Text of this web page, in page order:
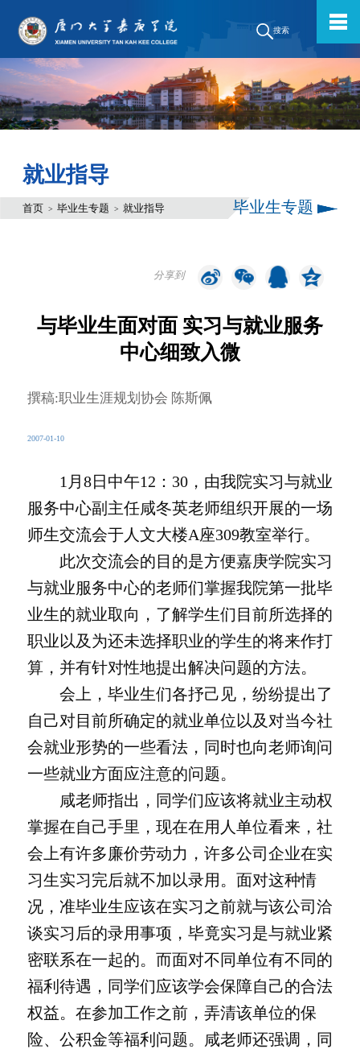
搜索
就业指导
首页 > 毕业生专题 > 就业指导 毕业生专题
分享到
与毕业生面对面 实习与就业服务
中心细致入微
撰稿:职业生涯规划协会 陈斯佩
2007-01-10
1月8日中午12：30，由我院实习与就业
服务中心副主任咸冬英老师组织开展的一场
师生交流会于人文大楼A座309教室举行。
此次交流会的目的是方便嘉庚学院实习
与就业服务中心的老师们掌握我院第一批毕
业生的就业取向，了解学生们目前所选择的
职业以及为还未选择职业的学生的将来作打
算，并有针对性地提出解决问题的方法。
会上，毕业生们各抒己见，纷纷提出了
自己对目前所确定的就业单位以及对当今社
会就业形势的一些看法，同时也向老师询问
一些就业方面应注意的问题。
咸老师指出，同学们应该将就业主动权
掌握在自己手里，现在在用人单位看来，社
会上有许多廉价劳动力，许多公司企业在实
习生实习完后就不加以录用。面对这种情
况，准毕业生应该在实习之前就与该公司洽
谈实习后的录用事项，毕竟实习是与就业紧
密联系在一起的。而面对不同单位有不同的
福利待遇，同学们应该学会保障自己的合法
权益。在参加工作之前，弄清该单位的保
险、公积金等福利问题。咸老师还强调，同